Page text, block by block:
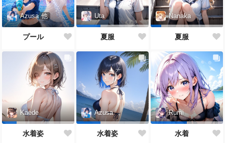
Azusa 他
プール
Uta
夏服
Nanaka
夏服
Kaede
水着姿
Azusa
水着姿
Rumi
水着